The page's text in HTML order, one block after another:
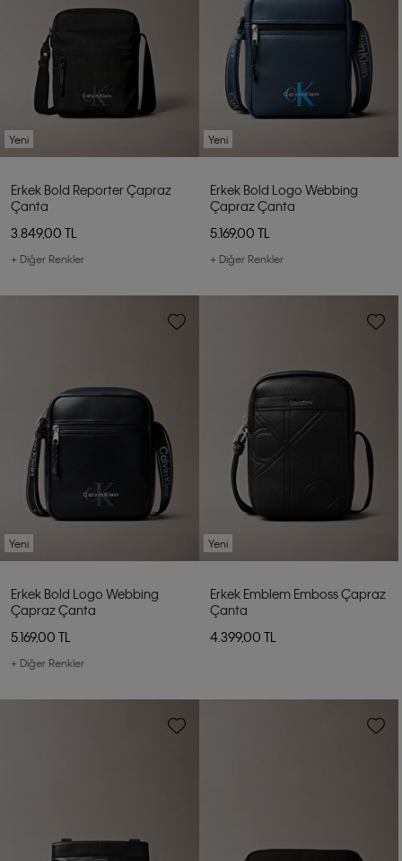
Yeni
Erkek Bold Reporter Çapraz
Çanta
3.849,00 TL
+ Diğer Renkler
Yeni
Erkek Bold Logo Webbing
Çapraz Çanta
5.169,00 TL
+ Diğer Renkler
Yeni
Erkek Bold Logo Webbing
Çapraz Çanta
5.169,00 TL
+ Diğer Renkler
Yeni
Erkek Emblem Emboss Çapraz
Çanta
4.399,00 TL